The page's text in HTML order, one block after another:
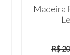
Madeira
R$